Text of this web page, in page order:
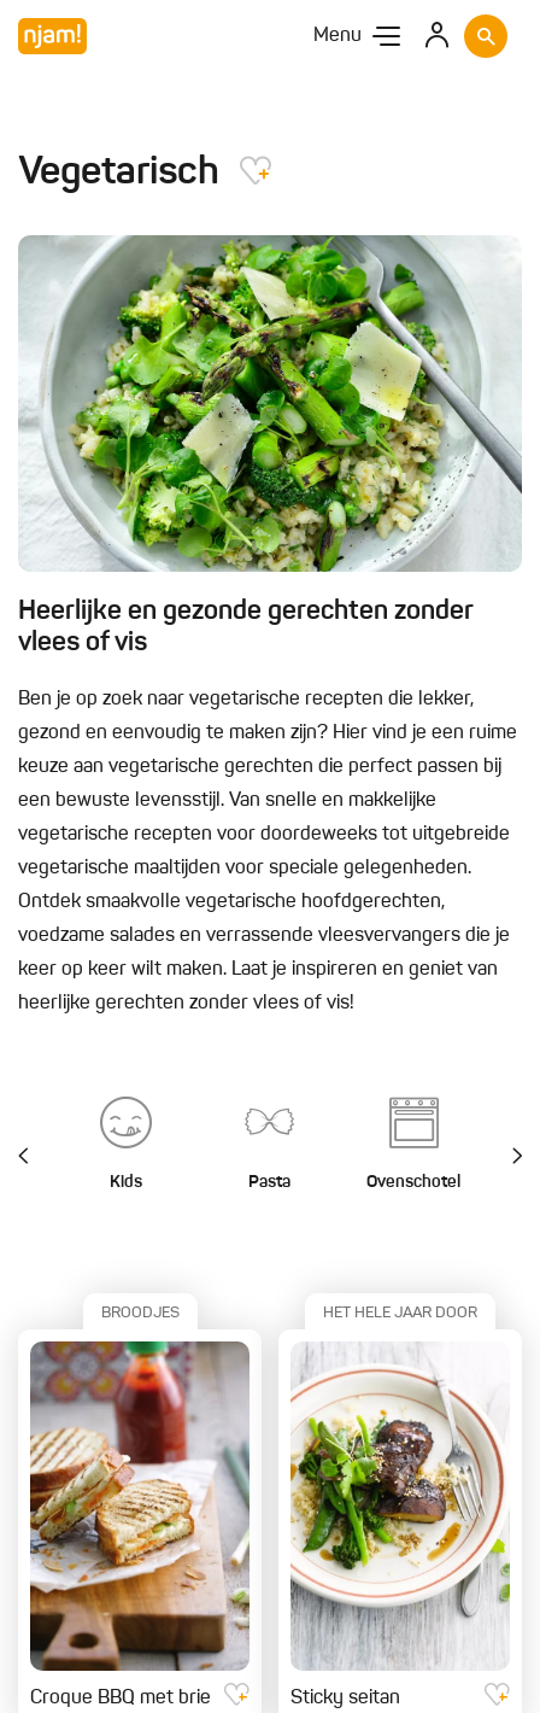
Menu
Vegetarisch
Heerlijke en gezonde gerechten zonder
vlees of vis
Ben je op zoek naar vegetarische recepten die lekker,
gezond en eenvoudig te maken zijn? Hier vind je een ruime
keuze aan vegetarische gerechten die perfect passen bij
een bewuste levensstijl. Van snelle en makkelijke
vegetarische recepten voor doordeweeks tot uitgebreide
vegetarische maaltijden voor speciale gelegenheden.
Ontdek smaakvolle vegetarische hoofdgerechten,
voedzame salades en verrassende vleesvervangers die je
keer op keer wilt maken. Laat je inspireren en geniet van
heerlijke gerechten zonder vlees of vis!
Kids Pasta Ovenschotel
BROODJES
Croque BBQ met brie
HET HELE JAAR DOOR
Sticky seitan